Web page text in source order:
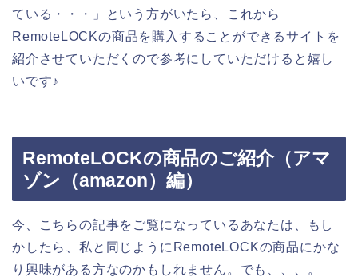
ている・・・」という方がいたら、これから
RemoteLOCKの商品を購入することができるサイトを
紹介させていただくので参考にしていただけると嬉し
いです♪
RemoteLOCKの商品のご紹介（アマ
ゾン（amazon）編）
今、こちらの記事をご覧になっているあなたは、もし
かしたら、私と同じようにRemoteLOCKの商品にかな
り興味がある方なのかもしれません。でも、、、。